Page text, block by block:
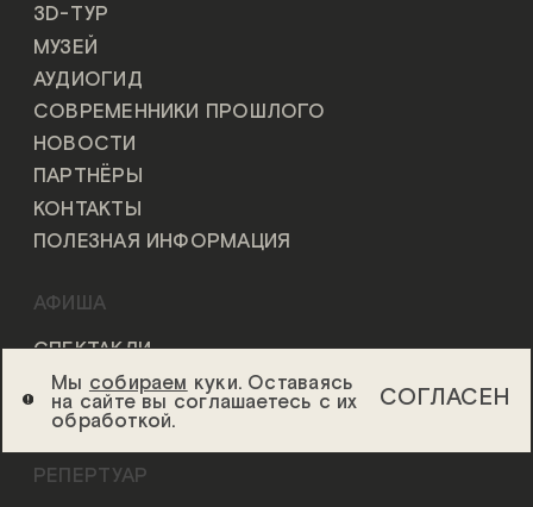
3D-ТУР
МУЗЕЙ
АУДИОГИД
СОВРЕМЕННИКИ ПРОШЛОГО
НОВОСТИ
ПАРТНЁРЫ
КОНТАКТЫ
ПОЛЕЗНАЯ ИНФОРМАЦИЯ
АФИША
СПЕКТАКЛИ
СОБЫТИЯ
ПУШКИНСКАЯ КАРТА
РЕПЕРТУАР
Мы собираем куки. Оставаясь
на сайте вы соглашаетесь с их
обработкой.
СОГЛАСЕН